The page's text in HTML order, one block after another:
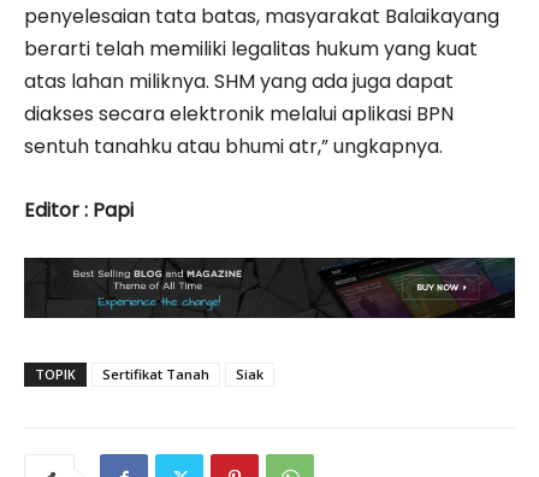
penyelesaian tata batas, masyarakat Balaikayang
berarti telah memiliki legalitas hukum yang kuat
atas lahan miliknya. SHM yang ada juga dapat
diakses secara elektronik melalui aplikasi BPN
sentuh tanahku atau bhumi atr,” ungkapnya.
Editor : Papi
TOPIK Sertifikat Tanah Siak